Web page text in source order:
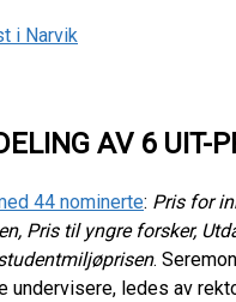
i Narvik
AV 6 UIT-
44 nominerte: Pris for
Pris til yngre forsker,
.
undervisere, ledes av